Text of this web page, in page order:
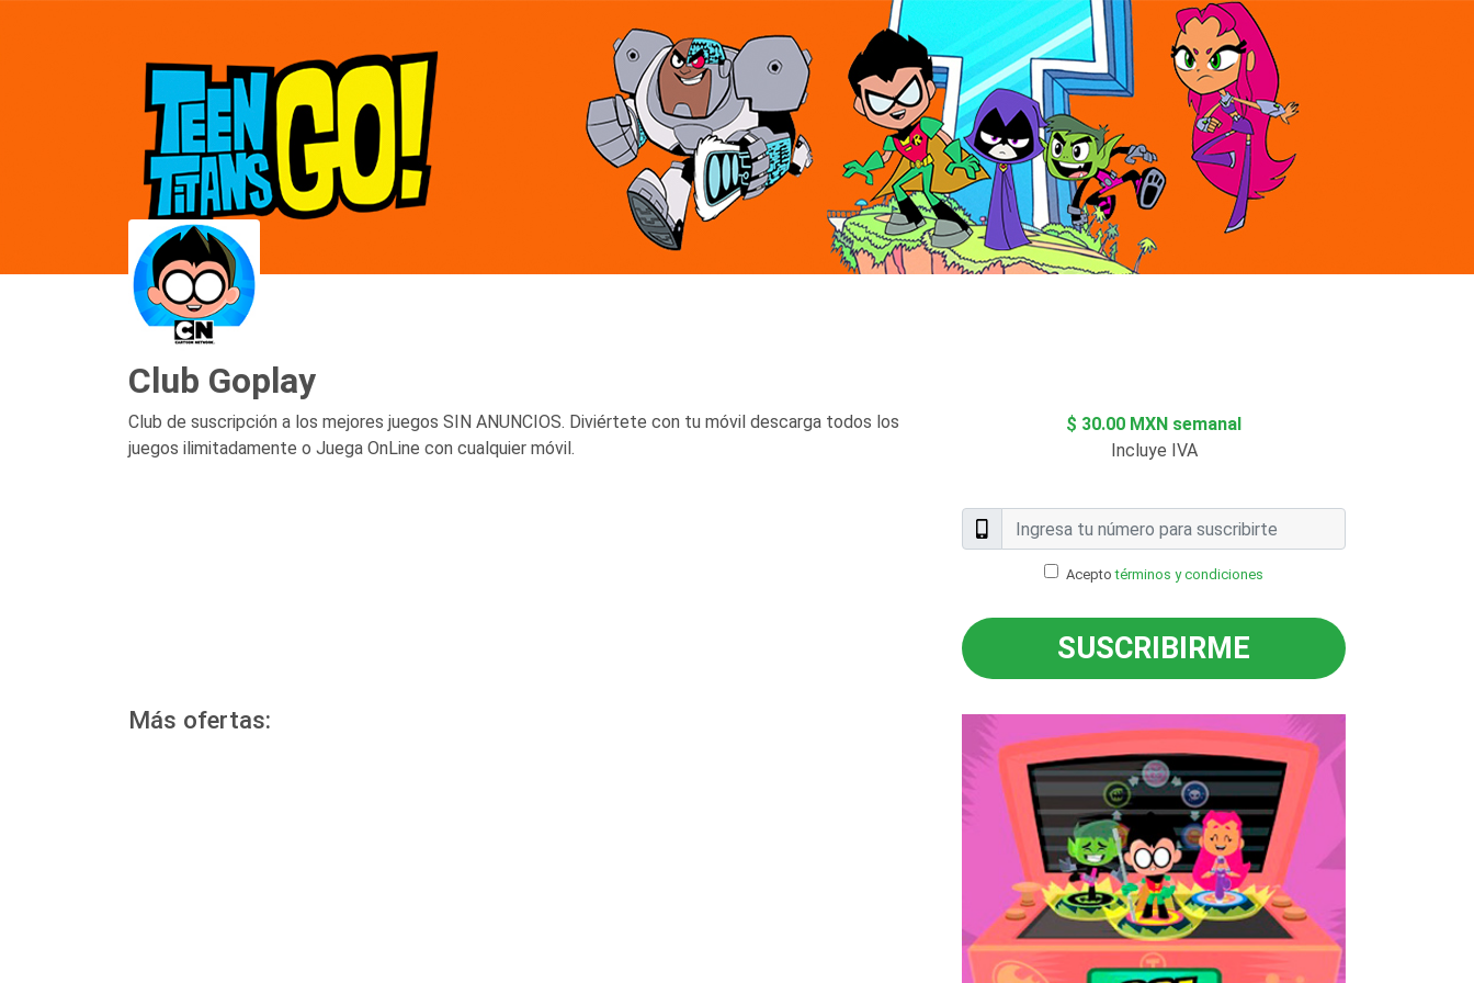
Club Goplay
Club de suscripción a los mejores juegos SIN ANUNCIOS. Diviértete con tu móvil descarga todos los
juegos ilimitadamente o Juega OnLine con cualquier móvil.
$ 30.00 MXN semanal
Incluye IVA
Aceptotérminos y condiciones
SUSCRIBIRME
Más ofertas: